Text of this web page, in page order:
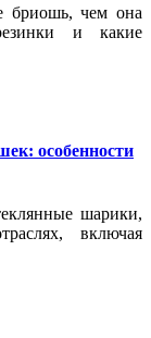
бриошь, чем она
и какие
особенности
шарики,
включая